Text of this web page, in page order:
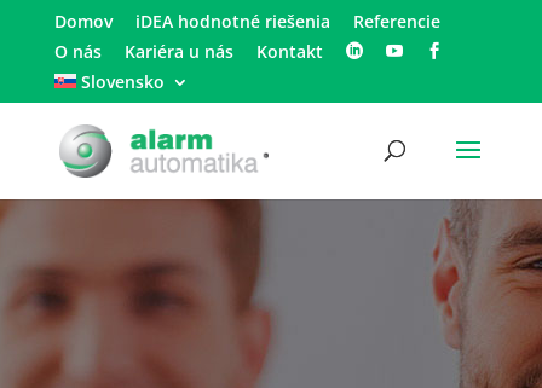
Domov iDEA hodnotné riešenia
Referencie
O nás
Kariéra u nás
Kontakt
Slovensko